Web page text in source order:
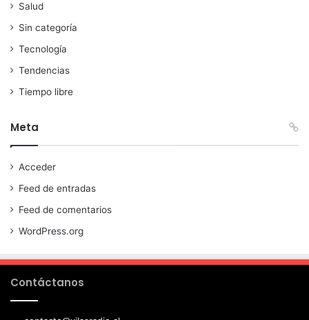
Salud
Sin categoría
Tecnología
Tendencias
Tiempo libre
Meta
Acceder
Feed de entradas
Feed de comentarios
WordPress.org
Contáctanos